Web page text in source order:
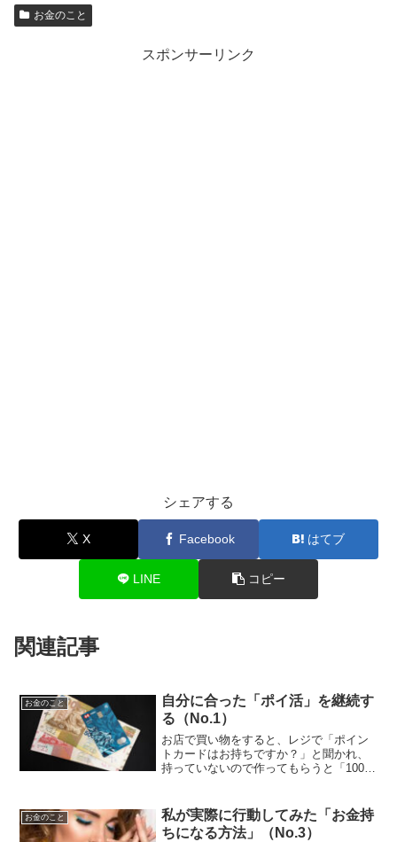
お金のこと
スポンサーリンク
シェアする
X Facebook はてブ
LINE コピー
関連記事
お金のこと
自分に合った「ポイ活」を継続す
る（No.1）
お店で買い物をすると、レジで「ポイン
トカードはお持ちですか？」と聞かれ、
持っていないので作ってもらうと「100円
の買い物の支払いの時に使ってちょっと
お得感があった...
お金のこと
私が実際に行動してみた「お金持
ちになる方法」（No.3）